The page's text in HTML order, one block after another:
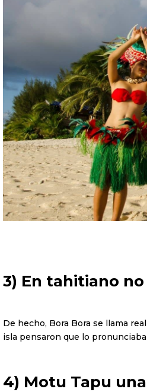
3) En tahitiano
De hecho, Bora Bora se llama
isla pensaron que lo
4) Motu Tapu